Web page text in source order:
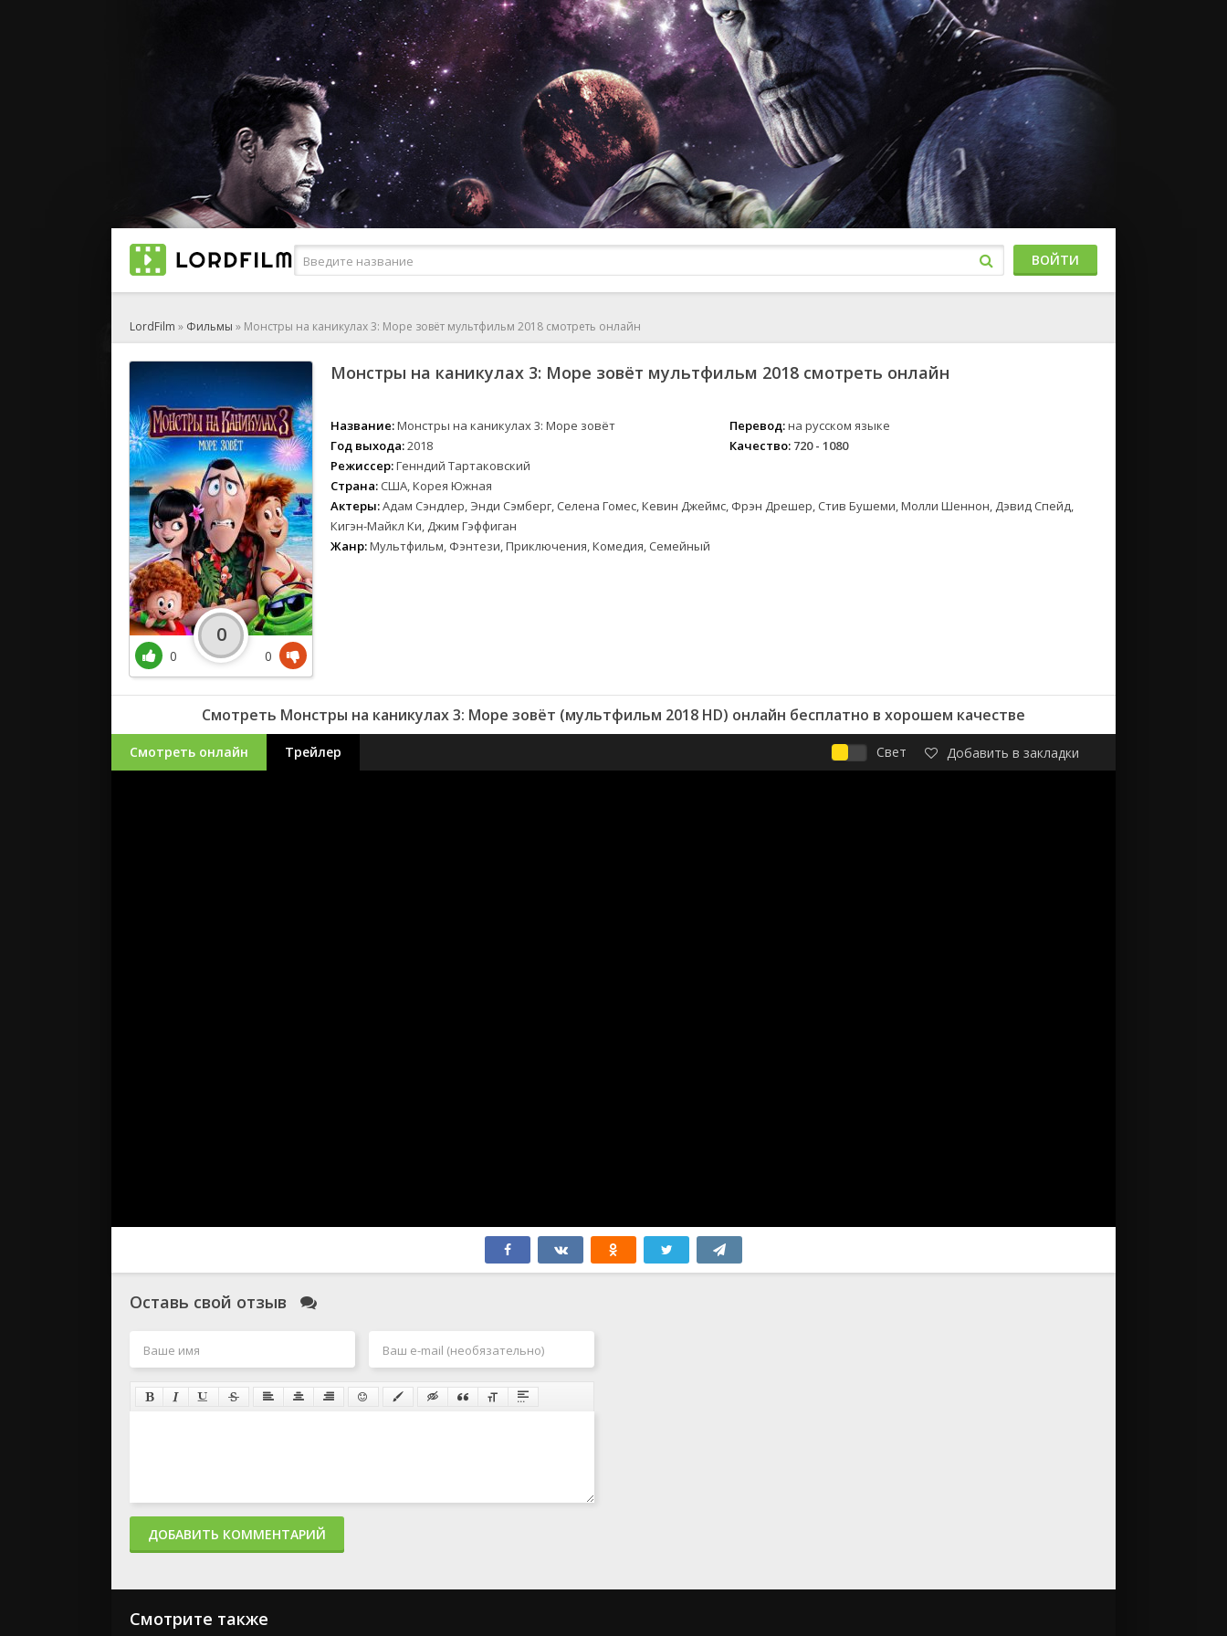
ВОЙТИ
LordFilm » Фильмы » Монстры на каникулах 3: Море зовёт мультфильм 2018 смотреть онлайн
Монстры на каникулах 3: Море зовёт мультфильм 2018 смотреть онлайн
Название:Монстры на каникулах 3: Море зовёт
Год выхода:2018
Режиссер:Генндий Тартаковский
Страна: США, Корея Южная
Перевод:на русском языке
Качество: 720 - 1080
Актеры:Адам Сэндлер, Энди Сэмберг, Селена Гомес, Кевин Джеймс, Фрэн Дрешер, Стив Бушеми, Молли Шеннон, Дэвид Спейд,
Кигэн-Майкл Ки, Джим Гэффиган
Жанр:Мультфильм, Фэнтези, Приключения, Комедия, Семейный
0
0
0
Смотреть Монстры на каникулах 3: Море зовёт (мультфильм 2018 HD) онлайн бесплатно в хорошем качестве
Смотреть онлайн Трейлер Свет Добавить в закладки
Оставь свой отзыв
ДОБАВИТЬ КОММЕНТАРИЙ
Смотрите также